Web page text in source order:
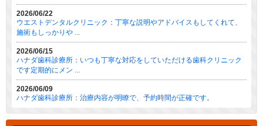
2026/06/22
ウエストデンタルクリニック：丁寧な説明やアドバイスもしてくれて、
施術もしっかりや ...
2026/06/15
ハナダ歯科診療所：いつも丁寧な対応をしていただける歯科クリニック
です定期的にメン ...
2026/06/09
ハナダ歯科診療所：治療内容が明瞭で、予約時間が正確です。